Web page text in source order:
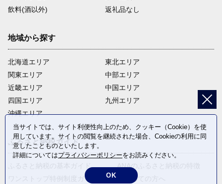
飲料(酒以外)
返礼品なし
地域から探す
北海道エリア
関東エリア
近畿エリア
四国エリア
沖縄エリア
東北エリア
中部エリア
中国エリア
九州エリア
ふるさと納税ガイド
ふるさと納税の基本ガイド
ワンストップ特例制度ガイド
ANAのふるさと納税の特徴
はじめての方へ
当サイトでは、サイト利便性向上のため、クッキー（Cookie）を使
用しています。サイトの閲覧を継続された場合、Cookieの利用に同
意したことものといたします。
詳細についてはプライバシーポリシーをお読みください。
OK